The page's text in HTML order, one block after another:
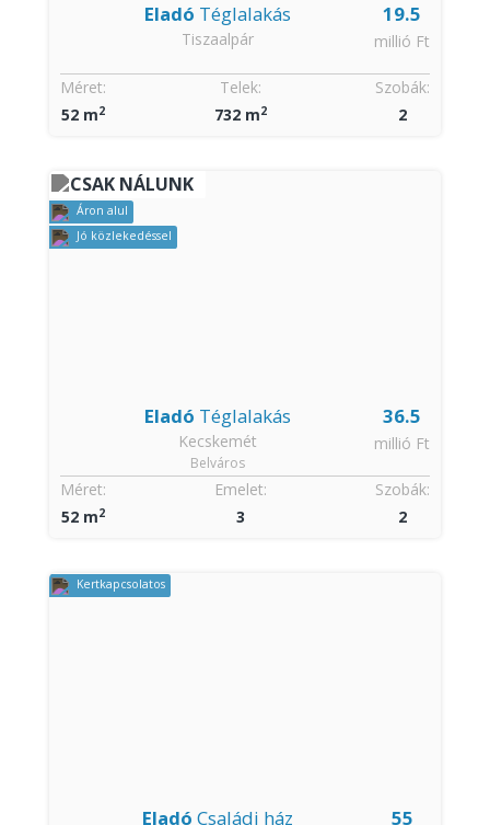
19.5
millió Ft
Eladó Téglalakás
Tiszaalpár
Szobák:
2
Méret:
52 m2
Telek:
732 m2
CSAK NÁLUNK
Áron alul
Jó közlekedéssel
36.5
millió Ft
Eladó Téglalakás
Kecskemét
Belváros
Szobák:
2
Méret:
52 m2
Emelet:
3
Kertkapcsolatos
55
Eladó Családi ház